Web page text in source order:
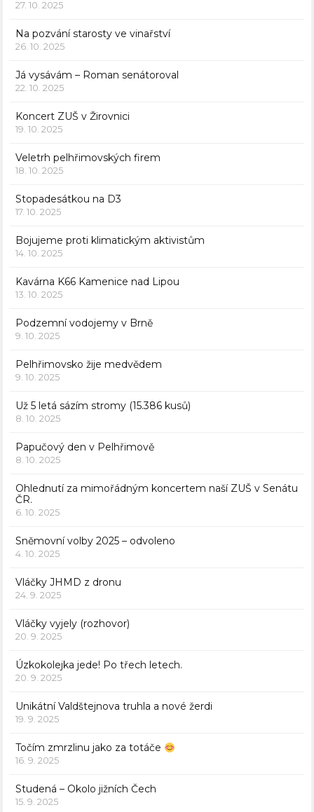
27. 10. 2025
Na pozvání starosty ve vinařství
26. 10. 2025
Já vysávám – Roman senátoroval
22. 10. 2025
Koncert ZUŠ v Žirovnici
19. 10. 2025
Veletrh pelhřimovských firem
18. 10. 2025
Stopadesátkou na D3
17. 10. 2025
Bojujeme proti klimatickým aktivistům
14. 10. 2025
Kavárna K66 Kamenice nad Lipou
13. 10. 2025
Podzemní vodojemy v Brně
9. 10. 2025
Pelhřimovsko žije medvědem
9. 10. 2025
Už 5 letá sázím stromy (15.386 kusů)
8. 10. 2025
Papučový den v Pelhřimově
8. 10. 2025
Ohlednutí za mimořádným koncertem naší ZUŠ v Senátu
ČR.
6. 10. 2025
Sněmovní volby 2025 – odvoleno
4. 10. 2025
Vláčky JHMD z dronu
24. 9. 2025
Vláčky vyjely (rozhovor)
20. 9. 2025
Úzkokolejka jede! Po třech letech.
20. 9. 2025
Unikátní Valdštejnova truhla a nové žerdi
19. 9. 2025
Točím zmrzlinu jako za totáče
16. 9. 2025
Studená – Okolo jižních Čech
15. 9. 2025